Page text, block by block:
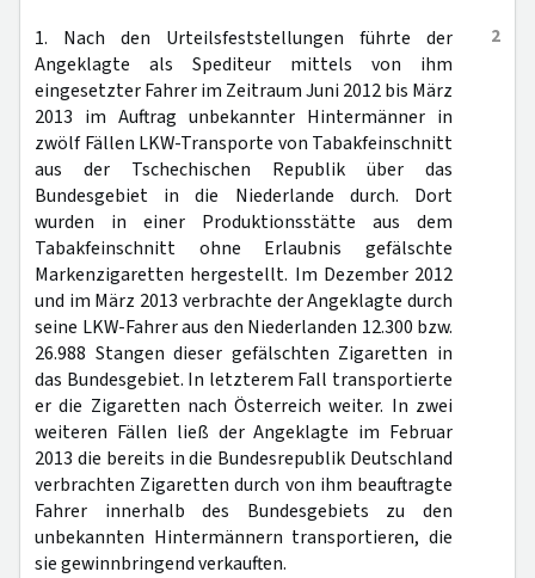
2
1. Nach den Urteilsfeststellungen führte der
Angeklagte als Spediteur mittels von ihm
eingesetzter Fahrer im Zeitraum Juni 2012 bis März
2013 im Auftrag unbekannter Hintermänner in
zwölf Fällen LKW-Transporte von Tabakfeinschnitt
aus der Tschechischen Republik über das
Bundesgebiet in die Niederlande durch. Dort
wurden in einer Produktionsstätte aus dem
Tabakfeinschnitt ohne Erlaubnis gefälschte
Markenzigaretten hergestellt. Im Dezember 2012
und im März 2013 verbrachte der Angeklagte durch
seine LKW-Fahrer aus den Niederlanden 12.300 bzw.
26.988 Stangen dieser gefälschten Zigaretten in
das Bundesgebiet. In letzterem Fall transportierte
er die Zigaretten nach Österreich weiter. In zwei
weiteren Fällen ließ der Angeklagte im Februar
2013 die bereits in die Bundesrepublik Deutschland
verbrachten Zigaretten durch von ihm beauftragte
Fahrer innerhalb des Bundesgebiets zu den
unbekannten Hintermännern transportieren, die
sie gewinnbringend verkauften.